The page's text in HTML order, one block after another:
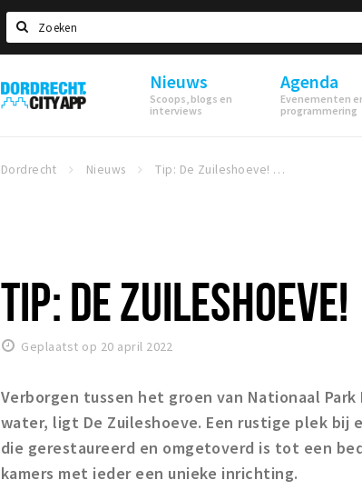
Zoeken
Dordrecht
City
Nieuws
Scoops, blogs en
interviews
Agenda
Evenementen
programmering
Dordrecht Nieuws Tip: De Zuileshoeve!
TIP: DE ZUILESHOEVE!
Geplaatst op 20 april 2022
Verborgen tussen het groen van Nationaal
water, ligt De Zuileshoeve. Een rustige plek bij
die gerestaureerd en omgetoverd is tot een
kamers met ieder een unieke inrichting.